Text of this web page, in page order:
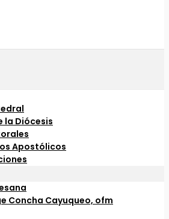
la Diócesis
Apostólicos
Concha Cayuqueo, ofm